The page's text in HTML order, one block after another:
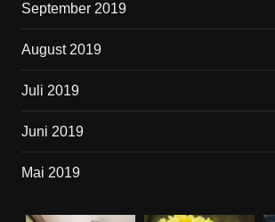
September 2019
August 2019
Juli 2019
Juni 2019
Mai 2019